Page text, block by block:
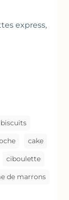
express,
biscuits
cake
ciboulette
de marrons